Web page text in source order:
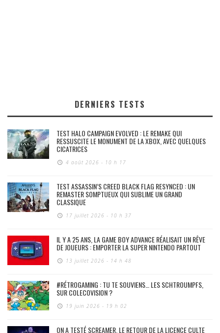
DERNIERS TESTS
TEST HALO CAMPAIGN EVOLVED : LE REMAKE QUI
RESSUSCITE LE MONUMENT DE LA XBOX, AVEC QUELQUES
CICATRICES
4 août 2026 - 10 h 17
TEST ASSASSIN’S CREED BLACK FLAG RESYNCED : UN
REMASTER SOMPTUEUX QUI SUBLIME UN GRAND
CLASSIQUE
17 juillet 2026 - 10 h 37
IL Y A 25 ANS, LA GAME BOY ADVANCE RÉALISAIT UN RÊVE
DE JOUEURS : EMPORTER LA SUPER NINTENDO PARTOUT
13 juillet 2026 - 14 h 48
#RÉTROGAMING : TU TE SOUVIENS… LES SCHTROUMPFS,
SUR COLECOVISION ?
19 juin 2026 - 19 h 02
ON A TESTÉ SCREAMER, LE RETOUR DE LA LICENCE CULTE